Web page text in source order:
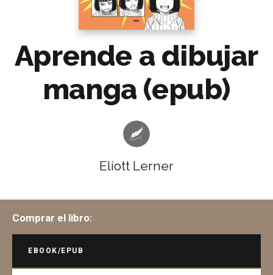
Aprende a dibujar
manga (epub)
Eliott Lerner
Comprar el libro:
EBOOK/EPUB